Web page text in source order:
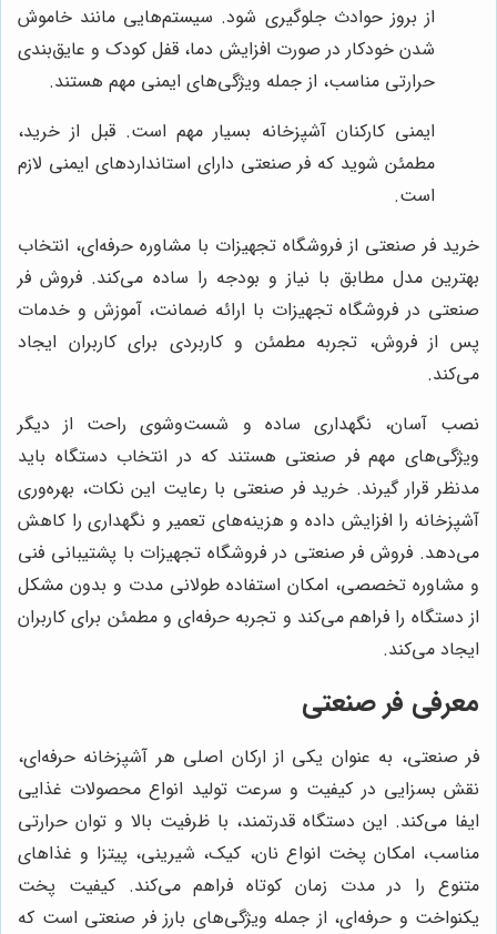
از بروز حوادث جلوگیری شود. سیستم‌هایی مانند خاموش
شدن خودکار در صورت افزایش دما، قفل کودک و عایق‌بندی
حرارتی مناسب، از جمله ویژگی‌های ایمنی مهم هستند.
ایمنی کارکنان آشپزخانه بسیار مهم است. قبل از خرید،
مطمئن شوید که فر صنعتی دارای استانداردهای ایمنی لازم
است.
خرید فر صنعتی از فروشگاه تجهیزات با مشاوره حرفه‌ای، انتخاب
بهترین مدل مطابق با نیاز و بودجه را ساده می‌کند. فروش فر
صنعتی در فروشگاه تجهیزات با ارائه ضمانت، آموزش و خدمات
پس از فروش، تجربه مطمئن و کاربردی برای کاربران ایجاد
می‌کند.
نصب آسان، نگهداری ساده و شست‌وشوی راحت از دیگر
ویژگی‌های مهم فر صنعتی هستند که در انتخاب دستگاه باید
مدنظر قرار گیرند. خرید فر صنعتی با رعایت این نکات، بهره‌وری
آشپزخانه را افزایش داده و هزینه‌های تعمیر و نگهداری را کاهش
می‌دهد. فروش فر صنعتی در فروشگاه تجهیزات با پشتیبانی فنی
و مشاوره تخصصی، امکان استفاده طولانی مدت و بدون مشکل
از دستگاه را فراهم می‌کند و تجربه حرفه‌ای و مطمئن برای کاربران
ایجاد می‌کند.
معرفی فر صنعتی
فر صنعتی، به عنوان یکی از ارکان اصلی هر آشپزخانه حرفه‌ای،
نقش بسزایی در کیفیت و سرعت تولید انواع محصولات غذایی
ایفا می‌کند. این دستگاه قدرتمند، با ظرفیت بالا و توان حرارتی
مناسب، امکان پخت انواع نان، کیک، شیرینی، پیتزا و غذاهای
متنوع را در مدت زمان کوتاه فراهم می‌کند. کیفیت پخت
یکنواخت و حرفه‌ای، از جمله ویژگی‌های بارز فر صنعتی است که